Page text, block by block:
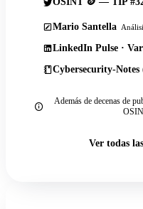
Mario Santella
LinkedIn Pulse ·
Cybersecurity-Notes
Además de decenas de
Ver todas